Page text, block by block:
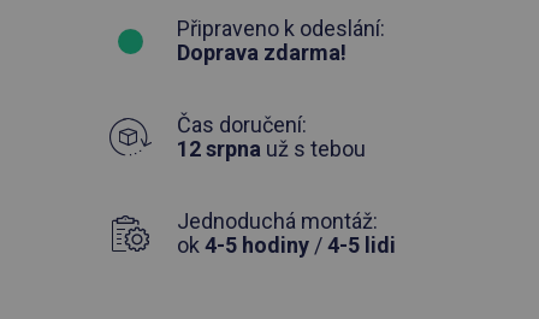
Připraveno k odeslání:
Doprava zdarma!
Čas doručení:
12 srpna už s tebou
Jednoduchá montáž:
ok 4-5 hodiny /4-5 lidi